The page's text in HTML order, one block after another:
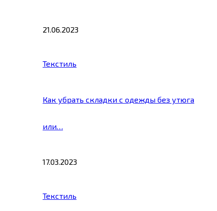
21.06.2023
Текстиль
Как убрать складки с одежды без утюга
или…
17.03.2023
Текстиль